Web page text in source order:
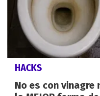
HACKS
No es con